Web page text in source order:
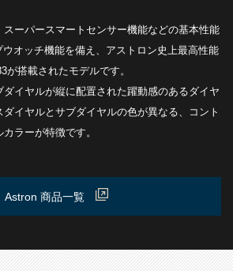
ーパースマートセンサー機能などの基本性能
オッチ機能を備え、アストロン史上最高性能
が搭載されたモデルです。
イヤルが縦に配置された躍動感のあるダイヤ
イヤルとサブダイヤルの色が異なる、コント
ラーが特徴です。
Astron 商品一覧